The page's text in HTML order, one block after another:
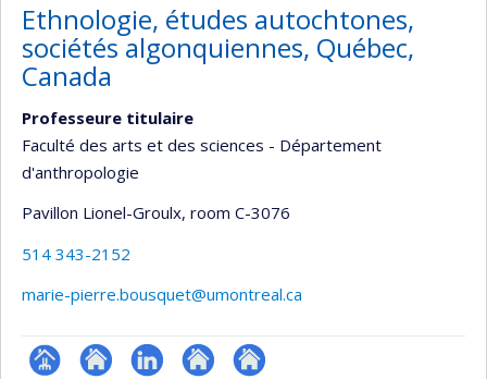
Ethnologie, études autochtones,
sociétés algonquiennes, Québec,
Canada
Professeure titulaire
Faculté des arts et des sciences - Département
d'anthropologie
Pavillon Lionel-Groulx, room C-3076
514 343-2152
marie-pierre.bousquet@umontreal.ca